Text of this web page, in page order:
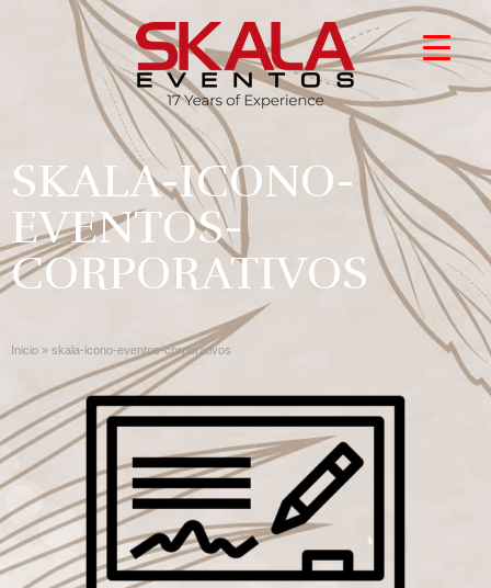
SKALA-ICONO-
EVENTOS-
CORPORATIVOS
Inicio » skala-icono-eventos-corporativos